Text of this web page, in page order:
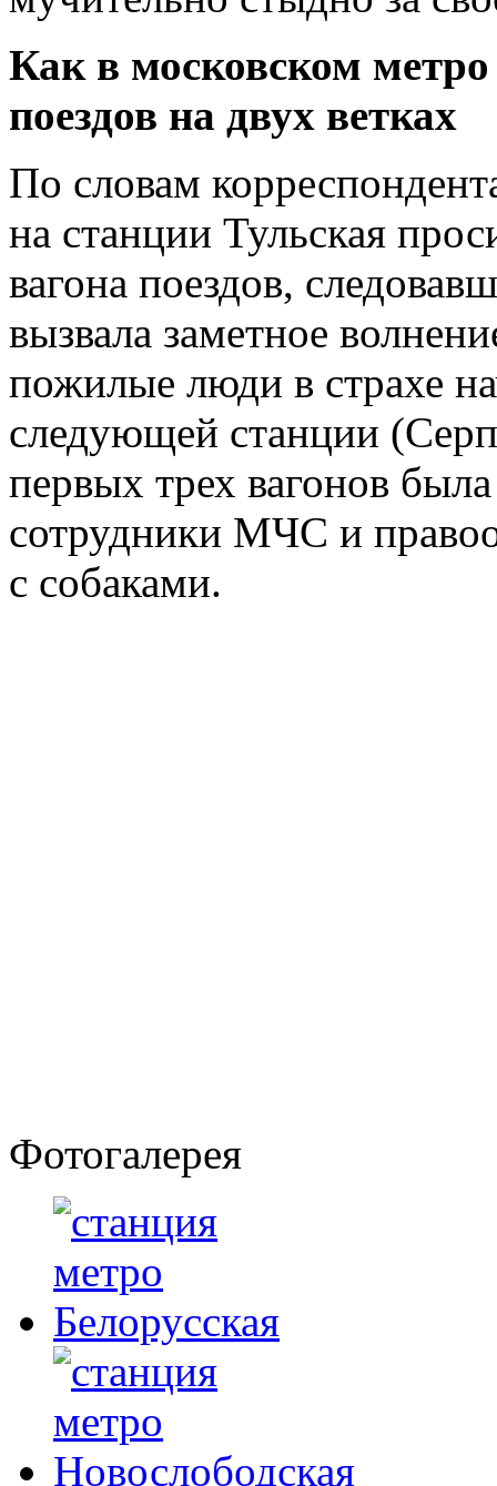
Как в московском
поездов на двух ветках
По словам
на станции Тульская
вагона поездов,
вызвала заметное
пожилые люди в страхе
следующей станции
первых трех вагонов
сотрудники МЧС и
с собаками.
Фотогалерея